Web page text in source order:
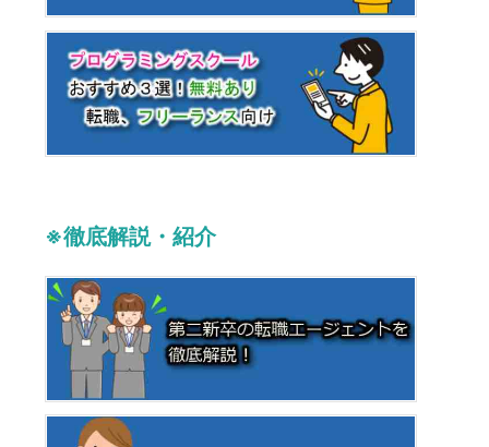
※徹底解説・紹介